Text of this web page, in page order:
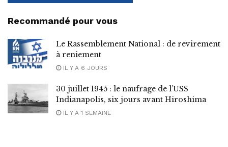
Recommandé pour vous
Le Rassemblement National : de revirement
à reniement
IL Y A 6 JOURS
30 juillet 1945 : le naufrage de l’USS
Indianapolis, six jours avant Hiroshima
IL Y A 1 SEMAINE